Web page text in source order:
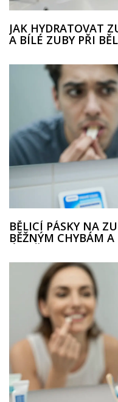
JAK HYDRATOVAT
A BÍLÉ ZUBY PŘI
BĚLICÍ PÁSKY NA
BĚŽNÝM CHYBÁM